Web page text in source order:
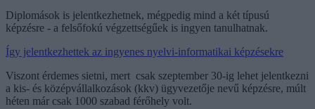
Diplomások is jelentkezhetnek, mégpedig mind a két típusú
képzésre - a felsőfokú végzettségűek is ingyen tanulhatnak.
Így jelentkezhettek az ingyenes nyelvi-informatikai képzésekre
Viszont érdemes sietni, mert csak szeptember 30-ig lehet jelentkezni
a kis- és középvállalkozások (kkv) ügyvezetője nevű képzésre, múlt
héten már csak 1000 szabad férőhely volt.